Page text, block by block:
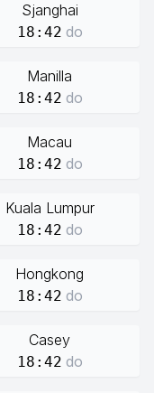
Sjanghai
18:42 do
Manilla
18:42 do
Macau
18:42 do
Kuala Lumpur
18:42 do
Hongkong
18:42 do
Casey
18:42 do